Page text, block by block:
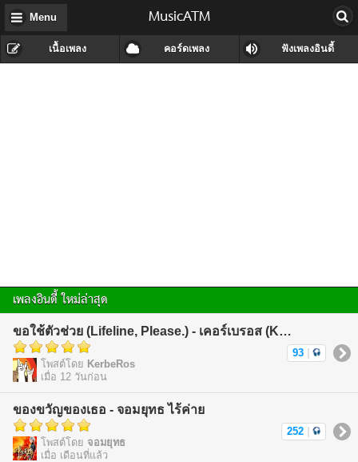
Menu MusicATM
เนื้อเพลง คอร์ดเพลง ฟังเพลงอินดี้
เพลงอินดี้ ใหม่ล่าสุด
ขอใช้ตัวช่วย (Lifeline, Please.) - เคอร์เบรอส (KerBeRos)
โพสต์โดย KerbeRos
เมื่อ 12 วันก่อน
93
ของขวัญของเธอ - จอมยุทธ ไร้ค่าย
โพสต์โดย จอมยุทธ
เมื่อ เดือนที่แล้ว
252